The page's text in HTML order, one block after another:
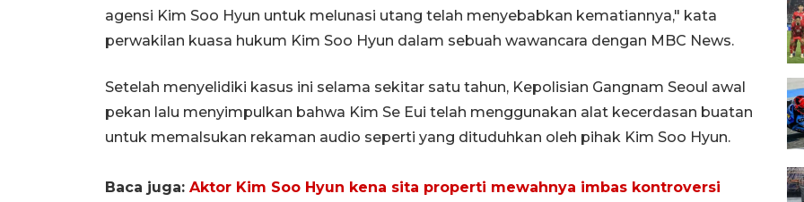
agensi Kim Soo Hyun untuk melunasi utang telah menyebabkan kematiannya," kata
perwakilan kuasa hukum Kim Soo Hyun dalam sebuah wawancara dengan MBC News.
Setelah menyelidiki kasus ini selama sekitar satu tahun, Kepolisian Gangnam Seoul awal
pekan lalu menyimpulkan bahwa Kim Se Eui telah menggunakan alat kecerdasan buatan
untuk memalsukan rekaman audio seperti yang dituduhkan oleh pihak Kim Soo Hyun.
Baca juga: Aktor Kim Soo Hyun kena sita properti mewahnya imbas kontroversi